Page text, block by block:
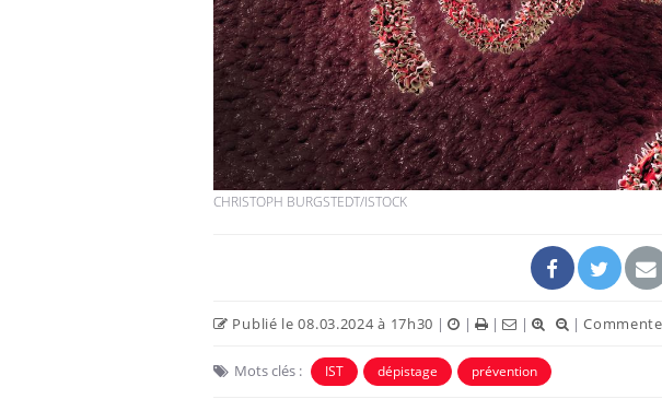
CHRISTOPH BURGSTEDT/ISTOCK
Publié le 08.03.2024 à 17h30 | | | | |
Mots clés : IST dépistage prévention